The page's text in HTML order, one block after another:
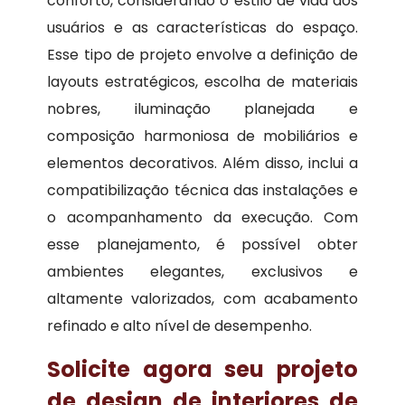
usuários e as características do espaço.
Esse tipo de projeto envolve a definição de
layouts estratégicos, escolha de materiais
nobres, iluminação planejada e
composição harmoniosa de mobiliários e
elementos decorativos. Além disso, inclui a
compatibilização técnica das instalações e
o acompanhamento da execução. Com
esse planejamento, é possível obter
ambientes elegantes, exclusivos e
altamente valorizados, com acabamento
refinado e alto nível de desempenho.
Solicite agora seu projeto